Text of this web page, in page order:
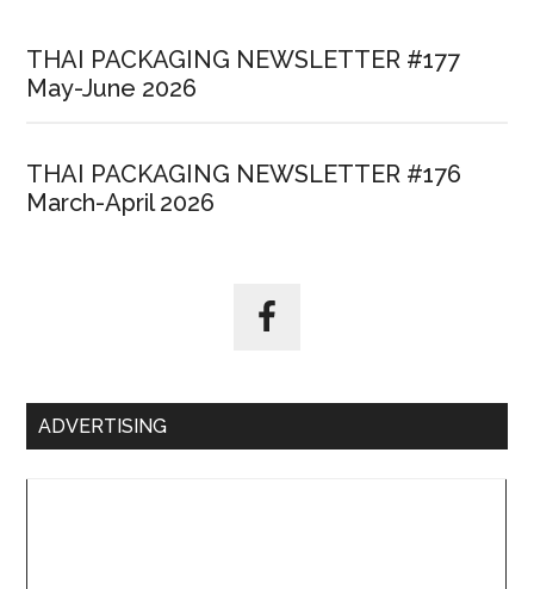
THAI PACKAGING NEWSLETTER #177
May-June 2026
THAI PACKAGING NEWSLETTER #176
March-April 2026
ADVERTISING